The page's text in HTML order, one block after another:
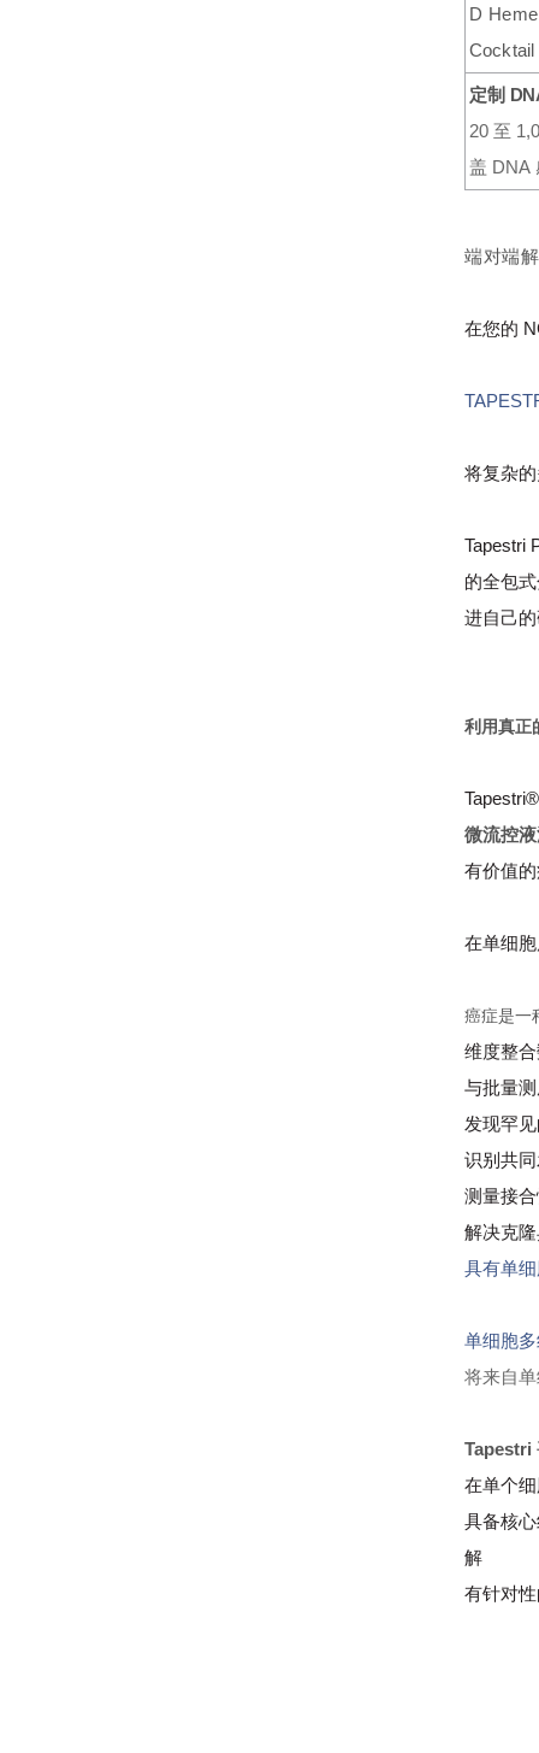
D Heme
Cocktail
定制
20 至
盖 DNA
端对端
在您的
将复杂
Tapestri
的全包
进自己
利用真正
微流控
有价值
在单细
癌症是一
维度整
与批量
发现罕
识别共
测量接
解决克
具有单
单细胞
将来自
Tapestri
在单个
具备核
解
有针对